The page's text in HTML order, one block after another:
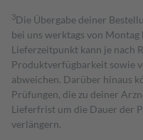
3Die Übergabe deiner
bei uns werktags von
Lieferzeitpunkt kann je nach
Produktverfügbarkeit sowie
abweichen. Darüber hinaus
Prüfungen, die zu deiner
Lieferfrist um die Dauer der
verlängern.